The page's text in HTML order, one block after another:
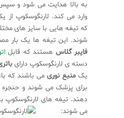
به بالا هدایت می شود و
وارد می کند. لارنگوسکوپ
که تیغه هایی با سایز های
شوند. این تیغه ها یک بار
فایبر گلاس هستند که قابل
دسته ی لارنگوسکوپ دارای
یکمنبع نوری می باشند که
برای پزشک می شوند و
دهند. تیغه های
می شوند: